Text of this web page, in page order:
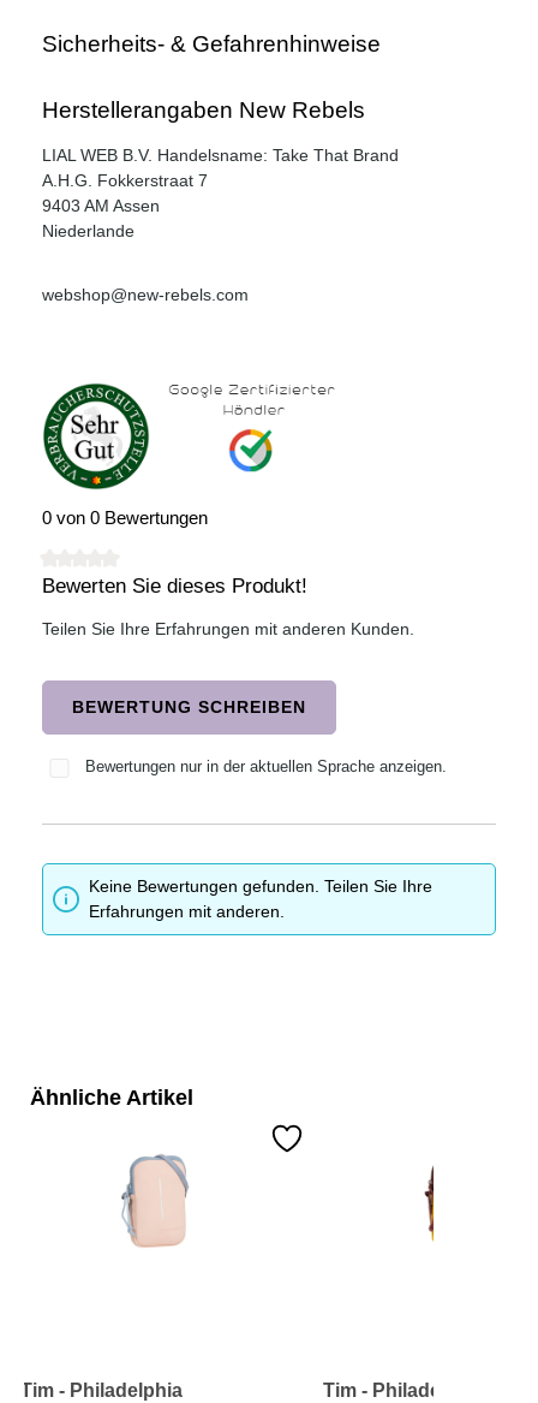
Sicherheits- & Gefahrenhinweise
Herstellerangaben New Rebels
LIAL WEB B.V. Handelsname: Take That Brand
A.H.G. Fokkerstraat 7
9403 AM Assen
Niederlande
webshop@new-rebels.com
0 von 0 Bewertungen
Durchschnittliche Bewertung von 0 von 5 Sternen
Bewerten Sie dieses Produkt!
Teilen Sie Ihre Erfahrungen mit anderen Kunden.
BEWERTUNG SCHREIBEN
Bewertungen nur in der aktuellen Sprache anzeigen.
Keine Bewertungen gefunden. Teilen Sie Ihre
Erfahrungen mit anderen.
Ähnliche Artikel
Tim - Philadelphia
Tim - Philadelphia